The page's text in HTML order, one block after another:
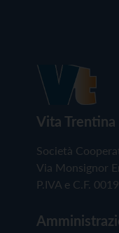
Vita
Società
Via Monsignor
P.IVA e C.F.